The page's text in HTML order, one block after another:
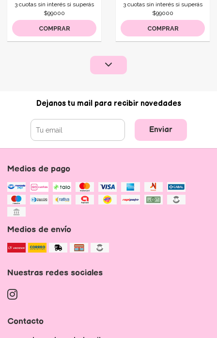
3 cuotas sin interés si superás
$99000
COMPRAR
3 cuotas sin interés si superás
$99000
COMPRAR
Dejanos tu mail para recibir novedades
Enviar
Medios de pago
Medios de envío
Nuestras redes sociales
Contacto